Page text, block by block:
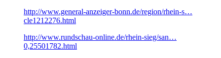
http://www.general-anzeiger-bonn.de/region/rhein-s…
cle1212276.html
http://www.rundschau-online.de/rhein-sieg/san…
0,25501782.html